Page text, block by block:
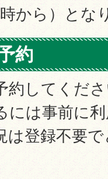
から）とな
約
約してくだ
には事前に
は登録不要